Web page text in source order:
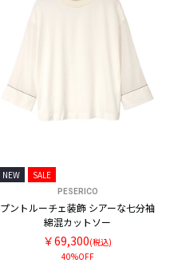
NEW SALE
PESERICO
プントルーチェ装飾 シアーな七分袖
綿混カットソー
￥69,300(税込)
40%OFF